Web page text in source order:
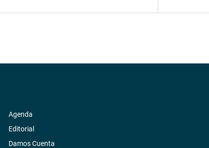
Agenda
Editorial
Damos Cuenta